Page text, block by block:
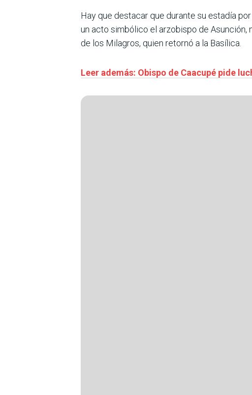
Hay que destacar que durante su estadía
un acto simbólico el arzobispo de Asunción,
de los Milagros, quien retornó a la Basílica.
Leer además: Obispo de Caacupé pide